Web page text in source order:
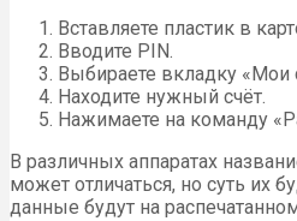
Вставляете пластик в
Вводите PIN.
Выбираете вкладку «Мои
Находите нужный счёт.
Нажимаете на команду
В различных аппаратах
может отличаться, но суть их
данные будут на